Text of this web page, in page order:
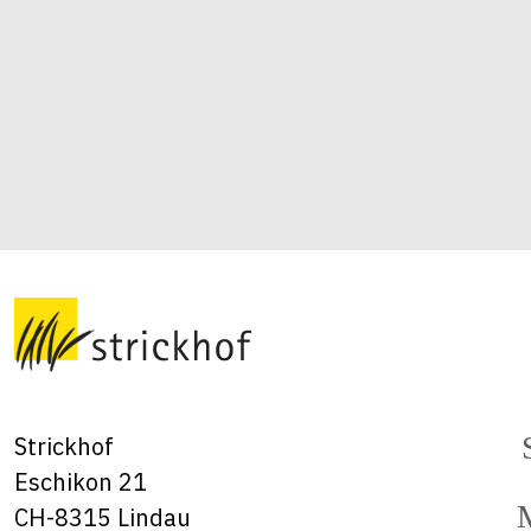
Strickhof
Eschikon 21
CH-8315 Lindau